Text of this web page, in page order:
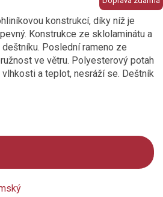
konstrukcí, díky níž je
Konstrukce ze sklolaminátu a
Poslední rameno ze
ve větru. Polyesterový potah
a teplot, nesráží se. Deštník